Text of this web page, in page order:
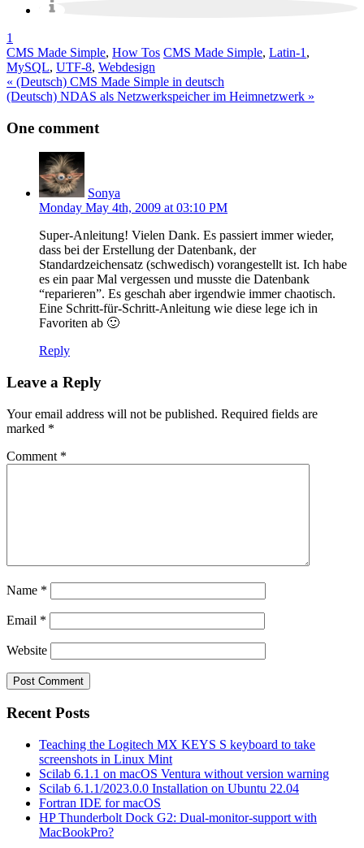
1
CMS Made Simple, How Tos CMS Made Simple, Latin-1 ,
MySQL, UTF-8, Webdesign
Post
navigation
« (Deutsch) CMS Made Simple in deutsch
(Deutsch) NDAS als Netzwerkspeicher im Heimnetzwerk »
One comment
Sonya
Monday May 4th, 2009 at 03:10 PM
Super-Anleitung! Vielen Dank. Es passiert immer wieder,
dass bei der Erstellung der Datenbank, der
Standardzeichensatz (schwedisch) vorangestellt ist. Ich habe
es ein paar Mal vergessen und musste die Datenbank
“reparieren”. Es geschah aber irgendwie immer chaotisch.
Eine Schritt-für-Schritt-Anleitung wie diese lege ich in
Favoriten ab 🙂
Reply
Leave a Reply
Your email address will not be published. Required fields are
marked *
Comment *
Name *
Email *
Website
Recent Posts
Teaching the Logitech MX KEYS S keyboard to take
screenshots in Linux Mint
Scilab 6.1.1 on macOS Ventura without version warning
Scilab 6.1.1/2023.0.0 Installation on Ubuntu 22.04
Fortran IDE for macOS
HP Thunderbolt Dock G2: Dual-monitor-support with
MacBookPro?